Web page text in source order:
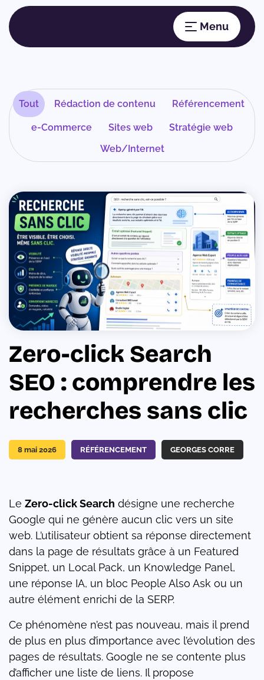
Tout Rédaction de contenu Référencement
e-Commerce Sites web
Stratégie web
Web/Internet
Zero-click Search
SEO : comprendre les
recherches sans clic
GEORGES CORRE
RÉFÉRENCEMENT
8 mai 2026
Le Zero-click Search désigne une recherche
Google qui ne génère aucun clic vers un site
web. L’utilisateur obtient sa réponse directement
dans la page de résultats grâce à un Featured
Snippet, un Local Pack, un Knowledge Panel,
une réponse IA, un bloc People Also Ask ou un
autre élément enrichi de la SERP.
Ce phénomène n’est pas nouveau, mais il prend
de plus en plus d’importance avec l’évolution des
pages de résultats. Google ne se contente plus
d’afficher une liste de liens. Il propose